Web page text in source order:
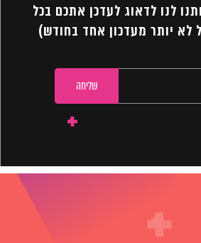
לנו לדאוג לעדכן אתכם בכל
יותר מעדכון אחד בחודש)